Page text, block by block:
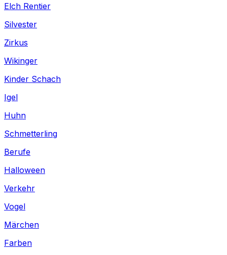
Elch Rentier
Silvester
Zirkus
Wikinger
Kinder Schach
Igel
Huhn
Schmetterling
Berufe
Halloween
Verkehr
Vogel
Märchen
Farben